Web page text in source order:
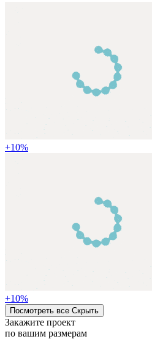
+10%
+10%
Посмотреть все Cкрыть
Закажите проект
по вашим размерам